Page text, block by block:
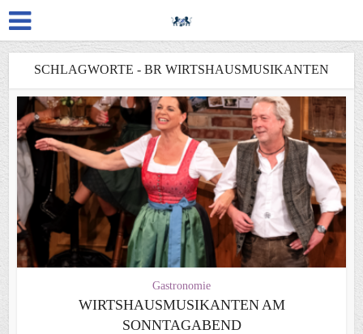
SCHLAGWORTE - BR WIRTSHAUSMUSIKANTEN
Gastronomie
WIRTSHAUSMUSIKANTEN AM
SONNTAGABEND